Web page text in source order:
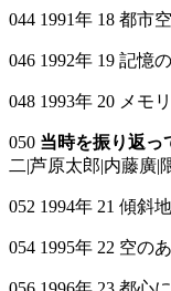
044 1991年 18 都市
046 1992年 19 記憶
048 1993年 20 メモ
050 当時を振り返っ
二|芦原太郎|内藤廣|
052 1994年 21 傾斜
054 1995年 22 空の